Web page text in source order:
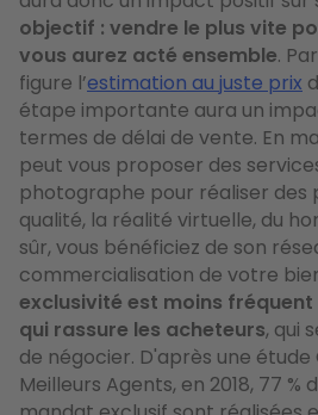
objectif : vendre le plus vite
vous aurez acté ensemble.
figure l’estimation au juste prix
étape importante aura un
termes de délai de vente. En
peut vous proposer des
photographe pour réaliser des
qualité, la réalité virtuelle, du
sûr, vous bénéficiez de son
commercialisation de votre
exclusivité est moins fréquent
qui rassure les acheteurs, qui
de négocier. D'après une étude
Meilleurs Agents, en 2018, 77 %